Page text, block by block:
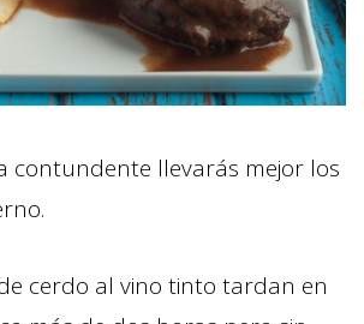
contundente llevarás mejor los
cerdo al vino tinto tardan en